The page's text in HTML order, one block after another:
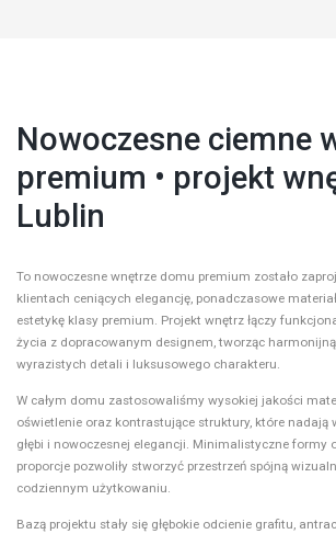
Nowoczesne ciemne
premium • projekt
Lublin
To nowoczesne wnętrze domu premium zostało
klientach ceniących elegancję, ponadczasowe
estetykę klasy premium. Projekt wnętrz łączy
życia z dopracowanym designem, tworząc harmonijną
wyrazistych detali i luksusowego charakteru.
W całym domu zastosowaliśmy wysokiej jakości
oświetlenie oraz kontrastujące struktury, które nadają
głębi i nowoczesnej elegancji. Minimalistyczne formy
proporcje pozwoliły stworzyć przestrzeń spójną
codziennym użytkowaniu.
Bazą projektu stały się głębokie odcienie grafitu,